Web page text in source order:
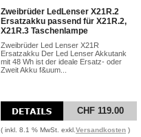
Zweibrüder LedLenser X21R.2
Ersatzakku passend für X21R.2,
X21R.3 Taschenlampe
Zweibrüder Led Lenser X21R
Ersatzakku Der Led Lenser Akkutank
mit 48 Wh ist der ideale Ersatz- oder
Zweit Akku f&uum...
CHF 119.00
( inkl. 8.1 % MwSt. exkl. Versandkosten )